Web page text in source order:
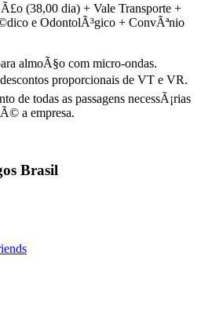
(38,00 dia) + Vale Transporte +
e OdontolÃ³gico + ConvÃªnio
almoÃ§o com micro-ondas.
proporcionais de VT e VR.
de todas as passagens necessÃ¡rias
a empresa.
Brasil